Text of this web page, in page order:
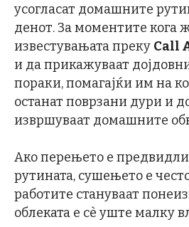
усогласат домашните
денот. За моментите кога
известувањата преку Call
и да прикажуваат
пораки, помагајќи им на
останат поврзани дури и
извршуваат домашните
Ако перењето е
рутината, сушењето е
работите стануваат
облеката е сè уште малку